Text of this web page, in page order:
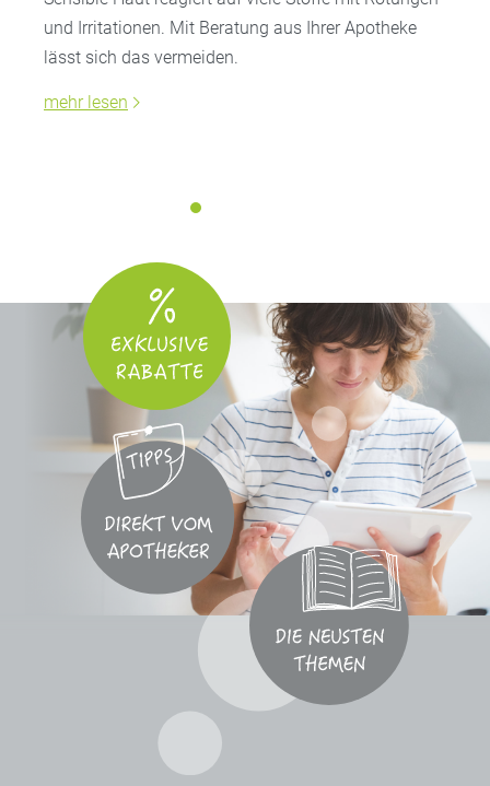
und Irritationen. Mit Beratung aus Ihrer Apotheke
lässt sich das vermeiden.
mehr lesen